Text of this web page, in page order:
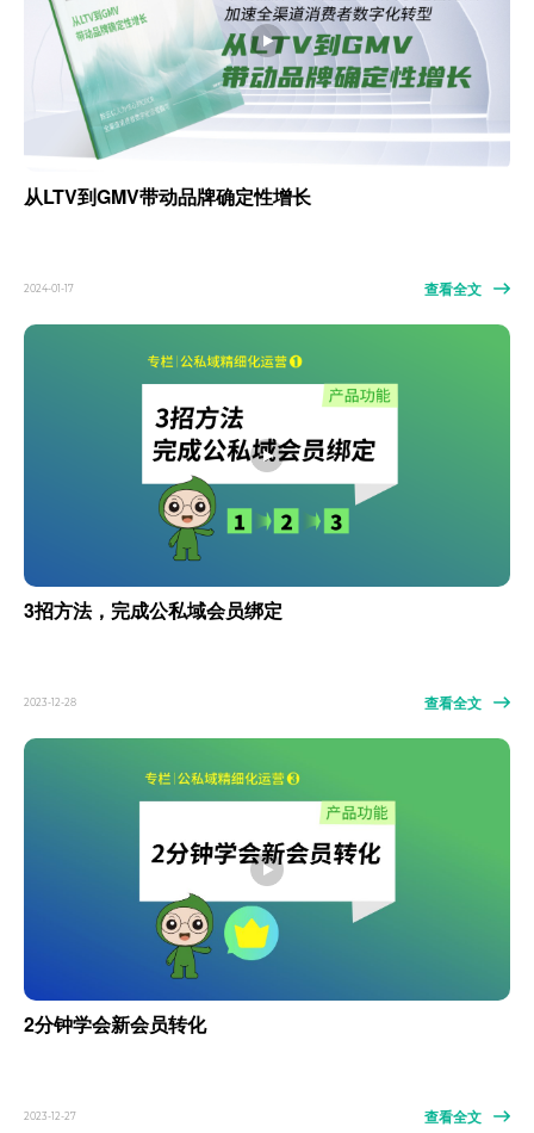
从LTV到GMV带动品牌确定性增长
2024-01-17 查看全文
3招方法，完成公私域会员绑定
2023-12-28 查看全文
2分钟学会新会员转化
2023-12-27 查看全文